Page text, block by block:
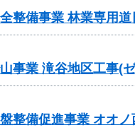
整備事業 林業専用
事業 滝谷地区工事(
整備促進事業 オオ